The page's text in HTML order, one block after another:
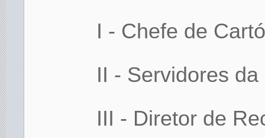
I - Chefe de
II - Servidores
III - Diretor de